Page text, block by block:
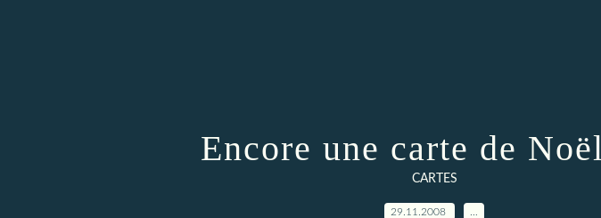
Encore une carte de
CARTES
29.11.2008